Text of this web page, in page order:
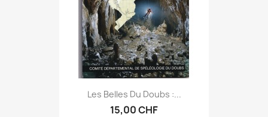
Les Belles Du Doubs :...
15,00 CHF